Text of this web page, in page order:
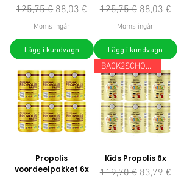
Ordinarie pris
125,75 € Reapris
88,03 €
Moms ingår
Lägg i kundvagn
Ordinarie pris
125,75 € Reapris
88,03 €
Moms ingår
Lägg i kundvagn
Propolis
voordeelpakket 6x
BACK2SCHOOL
Kids Propolis 6x
Ordinarie pris
119,70 € Reapris
83,79 €